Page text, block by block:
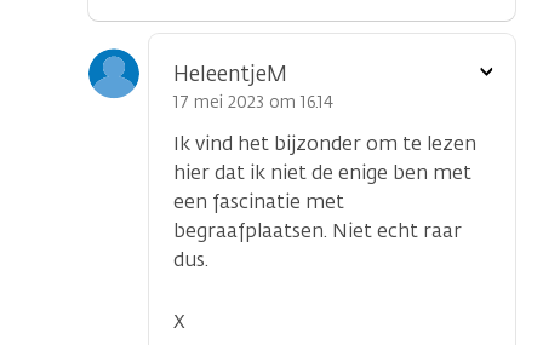
HeleentjeM
17 mei 2023 om 16.14
Ik vind het bijzonder om te lezen
hier dat ik niet de enige ben met
een fascinatie met
begraafplaatsen. Niet echt raar
dus.
X
Toon